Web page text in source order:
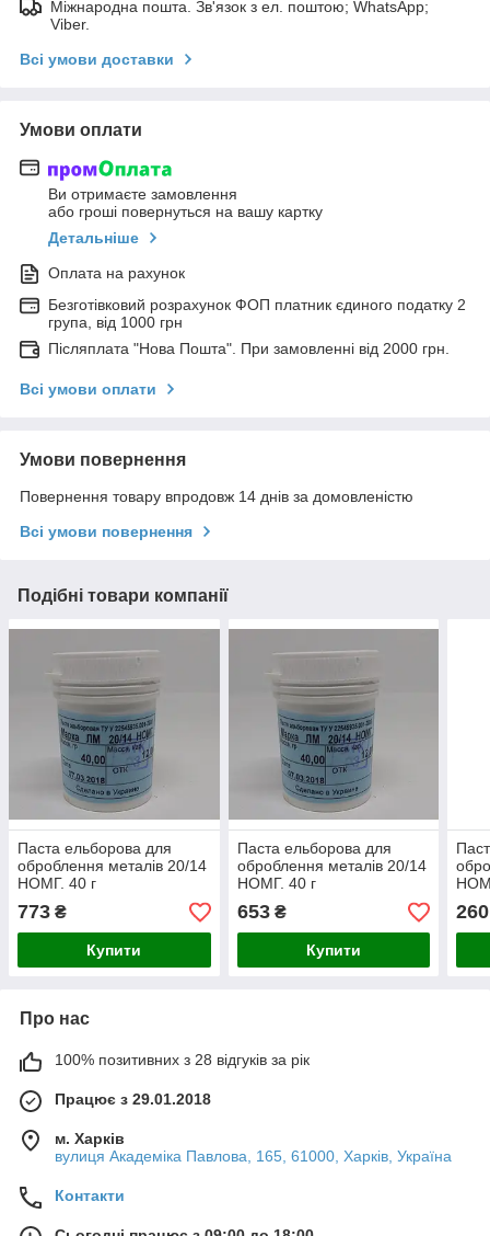
Міжнародна пошта. Зв'язок з ел. поштою; WhatsApp;
Viber.
Всі умови доставки
Умови оплати
Ви отримаєте замовлення
або гроші повернуться на вашу картку
Детальніше
Оплата на рахунок
Безготівковий розрахунок ФОП платник єдиного податку 2
група, від 1000 грн
Післяплата "Нова Пошта". При замовленні від 2000 грн.
Всі умови оплати
Умови повернення
Повернення товару впродовж 14 днів за домовленістю
Всі умови повернення
Подібні товари компанії
Паста ельборова для
оброблення металів 20/14
НОМГ. 40 г
773 ₴
Купити
Паста ельборова для
оброблення металів 20/14
НОМГ. 40 г
653₴
Купити
260
Про нас
100% позитивних з 28 відгуків за рік
Працює з 29.01.2018
м. Харків
вулиця Академіка Павлова, 165, 61000, Харків, Україна
Контакти